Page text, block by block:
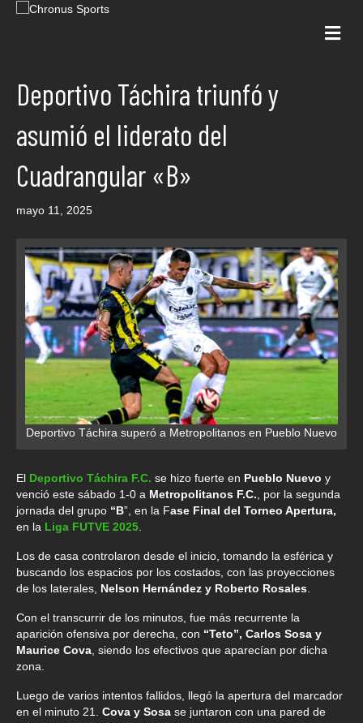
Deportivo Táchira triunfó y
asumió el liderato del
Cuadrangular «B»
mayo 11, 2025
Deportivo Táchira superó a Metropolitanos en Pueblo Nuevo
El Deportivo Táchira F.C. se hizo fuerte en Pueblo Nuevo y
venció este sábado 1-0 a Metropolitanos F.C. , por la segunda
jornada del grupo “B”, en la Fase Final del Torneo Apertura,
en la Liga FUTVE 2025
Los de casa controlaron desde el inicio, tomando la esférica y
buscando los espacios por los costados, con las proyecciones
de los laterales, Nelson Hernández y Roberto Rosales
Con el transcurrir de los minutos, fue más recurrente la
aparición ofensiva por derecha, con “Teto”, Carlos Sosa y
Maurice Cova , siendo los efectivos que aparecían por dicha
zona.
Luego de varios intentos fallidos, llegó la apertura del marcador
en el minuto 21. Cova y Sosa se juntaron con una pared de